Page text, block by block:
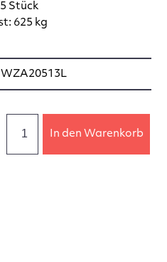
Stück
625 kg
WZA20513L
In den Warenkorb